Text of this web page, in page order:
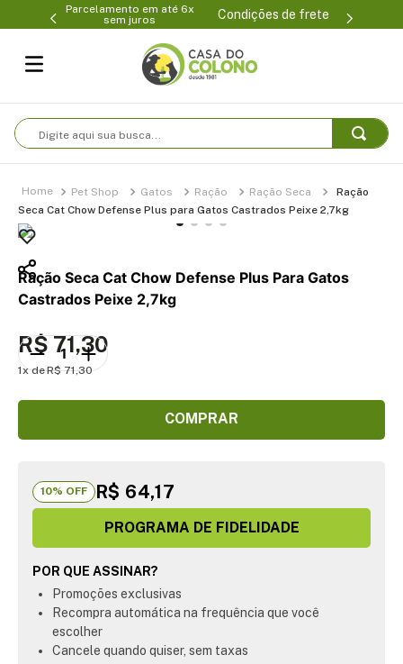
Parcelamento em até 6x
sem juros
Condições de frete
Digite aqui sua busca...
Pet Shop Gatos Ração Ração Seca
Ração
Seca Cat Chow Defense Plus para Gatos Castrados Peixe 2,7kg
Ração Seca Cat Chow Defense Plus Para Gatos
Castrados Peixe 2,7kg
R$71,30
1 R$ 71,30
COMPRAR
10% OFF R$ 64,17
PROGRAMA DE FIDELIDADE
POR QUE ASSINAR?
Promoções exclusivas
Recompra automática na frequência que você
escolher
Cancele quando quiser, sem taxas